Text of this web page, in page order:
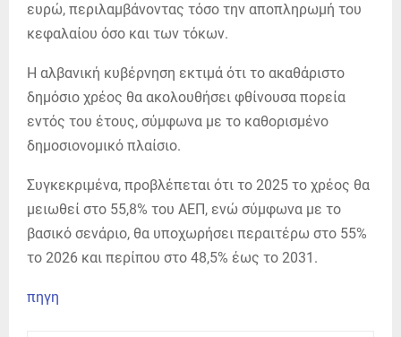
ευρώ, περιλαμβάνοντας τόσο την αποπληρωμή του
κεφαλαίου όσο και των τόκων.
Η αλβανική κυβέρνηση εκτιμά ότι το ακαθάριστο
δημόσιο χρέος θα ακολουθήσει φθίνουσα πορεία
εντός του έτους, σύμφωνα με το καθορισμένο
δημοσιονομικό πλαίσιο.
Συγκεκριμένα, προβλέπεται ότι το 2025 το χρέος θα
μειωθεί στο 55,8% του ΑΕΠ, ενώ σύμφωνα με το
βασικό σενάριο, θα υποχωρήσει περαιτέρω στο 55%
το 2026 και περίπου στο 48,5% έως το 2031.
πηγη